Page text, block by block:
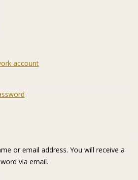
account
or email address. You will receive a
via email.